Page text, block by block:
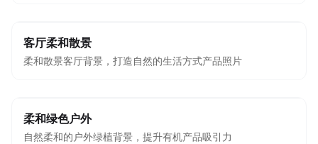
客厅柔和散景
柔和散景客厅背景，打造自然的生活方式产品照片
柔和绿色户外
自然柔和的户外绿植背景，提升有机产品吸引力